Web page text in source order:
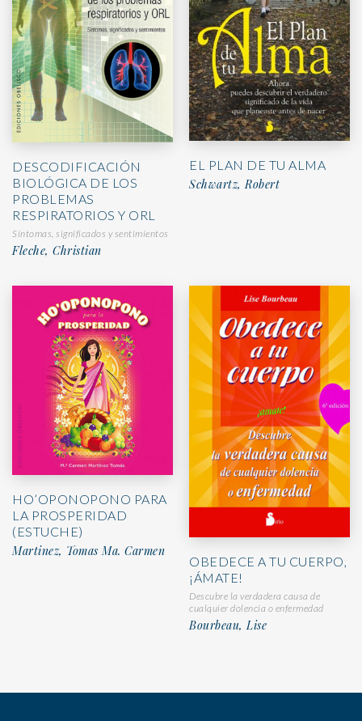
DESCODIFICACIÓN
BIOLÓGICA DE LOS
PROBLEMAS
RESPIRATORIOS Y ORL
Síntomas, significados y sentimientos
Fleche, Christian
EL PLAN DE TU ALMA
Schwartz, Robert
HO’OPONOPONO PARA
LA PROSPERIDAD
(ESTUCHE)
Martinez, Tomas Ma. Carmen
OBEDECE A TU CUERPO,
¡ÁMATE!
Descubre la verdadera causa de
cualquier dolencia o enfermedad
Bourbeau, Lise